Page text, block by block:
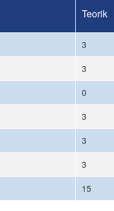
Teorik
3
3
0
3
3
3
15